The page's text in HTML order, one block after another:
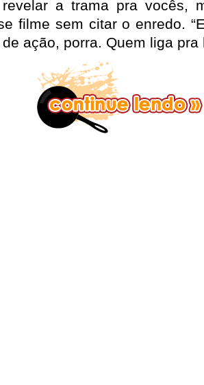
a trama pra vocês,
filme sem citar o enredo.
ação, porra. Quem liga pra